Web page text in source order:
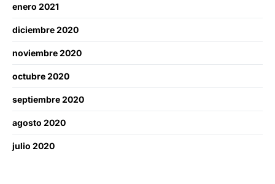
enero 2021
diciembre 2020
noviembre 2020
octubre 2020
septiembre 2020
agosto 2020
julio 2020